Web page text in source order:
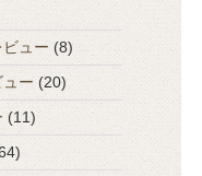
ュー (8)
ー (20)
(11)